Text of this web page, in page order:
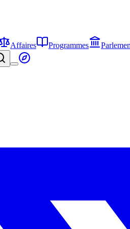
Affaires Programmes